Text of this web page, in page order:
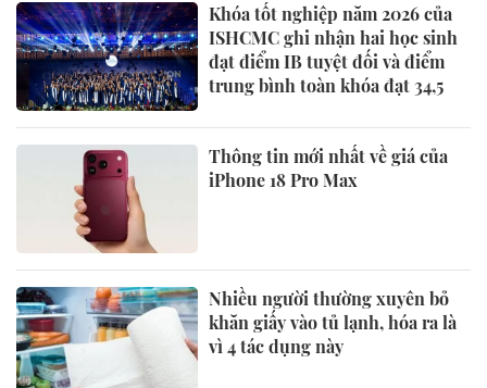
Khóa tốt nghiệp năm 2026 của
ISHCMC ghi nhận hai học sinh
đạt điểm IB tuyệt đối và điểm
trung bình toàn khóa đạt 34,5
Thông tin mới nhất về giá của
iPhone 18 Pro Max
Nhiều người thường xuyên bỏ
khăn giấy vào tủ lạnh, hóa ra là
vì 4 tác dụng này